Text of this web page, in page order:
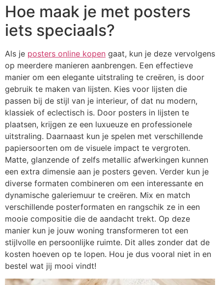
Hoe maak je met posters
iets speciaals?
Als je posters online kopen gaat, kun je deze vervolgens
op meerdere manieren aanbrengen. Een effectieve
manier om een elegante uitstraling te creëren, is door
gebruik te maken van lijsten. Kies voor lijsten die
passen bij de stijl van je interieur, of dat nu modern,
klassiek of eclectisch is. Door posters in lijsten te
plaatsen, krijgen ze een luxueuze en professionele
uitstraling. Daarnaast kun je spelen met verschillende
papiersoorten om de visuele impact te vergroten.
Matte, glanzende of zelfs metallic afwerkingen kunnen
een extra dimensie aan je posters geven. Verder kun je
diverse formaten combineren om een interessante en
dynamische galeriemuur te creëren. Mix en match
verschillende posterformaten en rangschik ze in een
mooie compositie die de aandacht trekt. Op deze
manier kun je jouw woning transformeren tot een
stijlvolle en persoonlijke ruimte. Dit alles zonder dat de
kosten hoeven op te lopen. Hou je dus vooral niet in en
bestel wat jij mooi vindt!